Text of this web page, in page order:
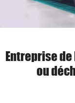
Entreprise
ou